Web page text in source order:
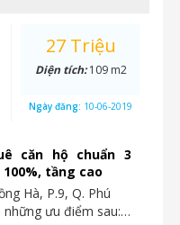
căn hộ chuẩn 3
tầng cao
Hà, P.9, Q. Phú
những ưu điểm sau:…
27 Triệu
Diện tích:109 m2
Ngày đăng: 10-06-2019